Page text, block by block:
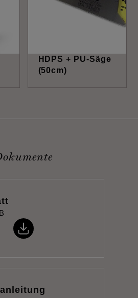
HDPS + PU-Säge
(50cm)